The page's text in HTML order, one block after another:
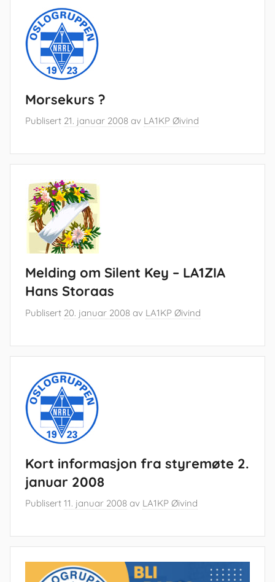
Morsekurs ?
Publisert 21. januar 2008 av LA1KP Øivind
Melding om Silent Key – LA1ZIA
Hans Storaas
Publisert 20. januar 2008 av LA1KP Øivind
Kort informasjon fra styremøte 2.
januar 2008
Publisert 11. januar 2008 av LA1KP Øivind